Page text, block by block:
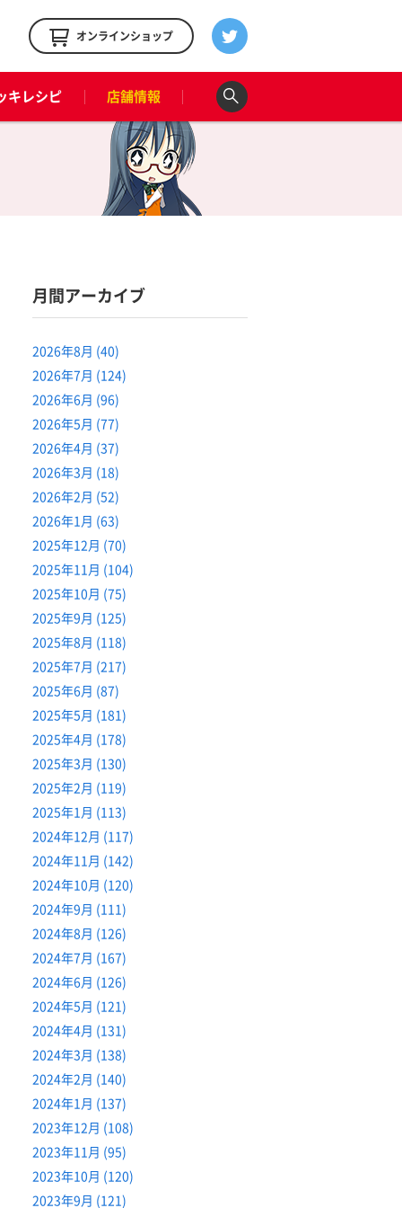
オンラインショップ
キレシピ 店舗情報
月間アーカイブ
2026年8月 (40)
2026年7月 (124)
2026年6月 (96)
2026年5月 (77)
2026年4月 (37)
2026年3月 (18)
2026年2月 (52)
2026年1月 (63)
2025年12月 (70)
2025年11月 (104)
2025年10月 (75)
2025年9月 (125)
2025年8月 (118)
2025年7月 (217)
2025年6月 (87)
2025年5月 (181)
2025年4月 (178)
2025年3月 (130)
2025年2月 (119)
2025年1月 (113)
2024年12月 (117)
2024年11月 (142)
2024年10月 (120)
2024年9月 (111)
2024年8月 (126)
2024年7月 (167)
2024年6月 (126)
2024年5月 (121)
2024年4月 (131)
2024年3月 (138)
2024年2月 (140)
2024年1月 (137)
2023年12月 (108)
2023年11月 (95)
2023年10月 (120)
2023年9月 (121)